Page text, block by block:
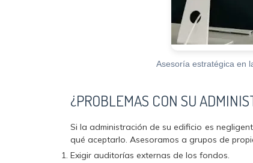
Asesoría estratégica en
¿PROBLEMAS CON SU
Si la administración de su edificio es
qué aceptarlo. Asesoramos a grupos de
Exigir auditorías externas de los fondos.